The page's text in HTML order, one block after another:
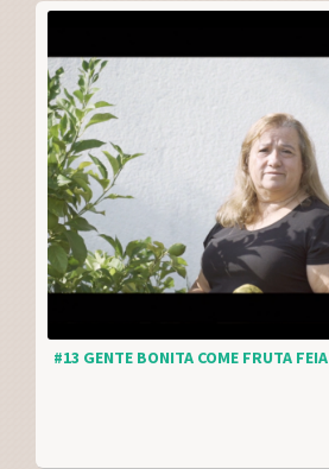
#13 GENTE BONITA COME FRUTA FEIA